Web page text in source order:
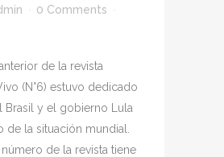
0 Comments
de la revista
(N°6) estuvo dedicado
Brasil y el gobierno Lula
de la situación mundial.
número de la revista tiene